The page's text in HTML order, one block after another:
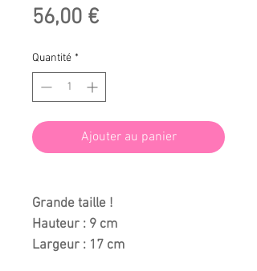
56,00 €Prix
Quantité *
Ajouter au panier
Grande taille !
Hauteur : 9 cm
Largeur : 17 cm